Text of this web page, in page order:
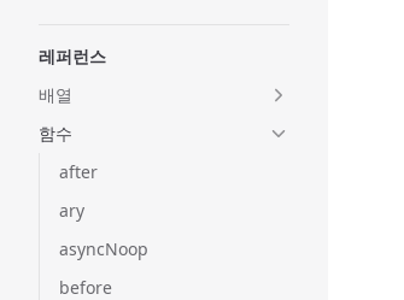
레퍼런스
배열
함수
after
ary
asyncNoop
before